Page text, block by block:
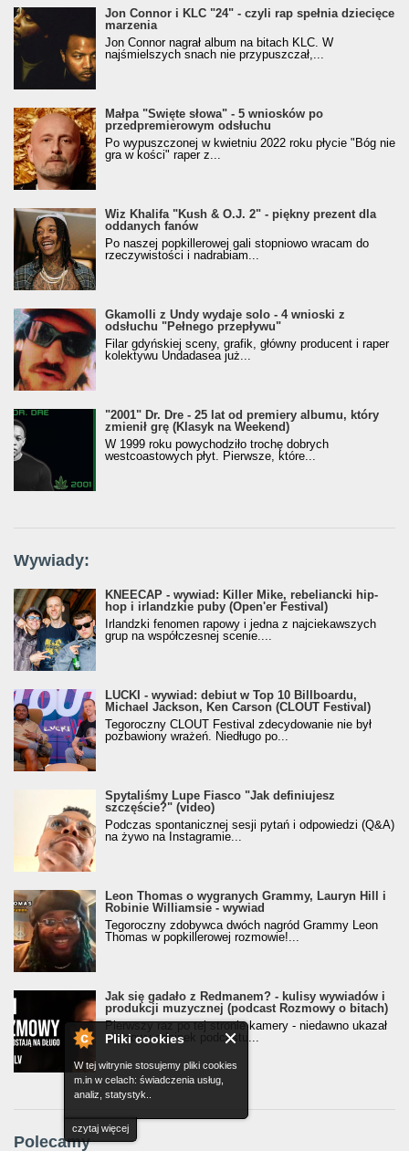
Pliki cookies
W tej witrynie stosujemy pliki cookies
m.in w celach: świadczenia usług,
analiz, statystyk..
czytaj więcej
Jon Connor i KLC "24" - czyli rap spełnia dziecięce
marzenia
Jon Connor nagrał album na bitach KLC. W
najśmielszych snach nie przypuszczał,...
Małpa "Święte słowa" - 5 wniosków po
przedpremierowym odsłuchu
Po wypuszczonej w kwietniu 2022 roku płycie "Bóg nie
gra w kości" raper z...
Wiz Khalifa "Kush & O.J. 2" - piękny prezent dla
oddanych fanów
Po naszej popkillerowej gali stopniowo wracam do
rzeczywistości i nadrabiam...
Gkamolli z Undy wydaje solo - 4 wnioski z
odsłuchu "Pełnego przepływu"
Filar gdyńskiej sceny, grafik, główny producent i raper
kolektywu Undadasea już...
"2001" Dr. Dre - 25 lat od premiery albumu, który
zmienił grę (Klasyk na Weekend)
W 1999 roku powychodziło trochę dobrych
westcoastowych płyt. Pierwsze, które...
Wywiady:
KNEECAP - wywiad: Killer Mike, rebeliancki hip-
hop i irlandzkie puby (Open'er Festival)
Irlandzki fenomen rapowy i jedna z najciekawszych
grup na współczesnej scenie....
LUCKI - wywiad: debiut w Top 10 Billboardu,
Michael Jackson, Ken Carson (CLOUT Festival)
Tegoroczny CLOUT Festival zdecydowanie nie był
pozbawiony wrażeń. Niedługo po...
Spytaliśmy Lupe Fiasco "Jak definiujesz
szczęście?" (video)
Podczas spontanicznej sesji pytań i odpowiedzi (Q&A)
na żywo na Instagramie...
Leon Thomas o wygranych Grammy, Lauryn Hill i
Robinie Williamsie - wywiad
Tegoroczny zdobywca dwóch nagród Grammy Leon
Thomas w popkillerowej rozmowie!...
Jak się gadało z Redmanem? - kulisy wywiadów i
produkcji muzycznej (podcast Rozmowy o bitach)
Pierwszy raz po tej stronie kamery - niedawno ukazał
się nowy odcinek podcastu...
Polecamy